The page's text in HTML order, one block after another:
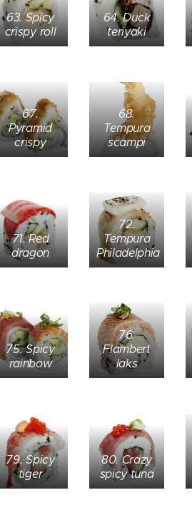
63. Spicy
crispy roll
64. Duck
teriyaki
67.
Pyramid
crispy
68.
Tempura
scampi
71. Red
dragon
72.
Tempura
Philadelphia
75. Spicy
rainbow
76.
Flambert
laks
79. Spicy
tiger
80. Crazy
spicy tuna